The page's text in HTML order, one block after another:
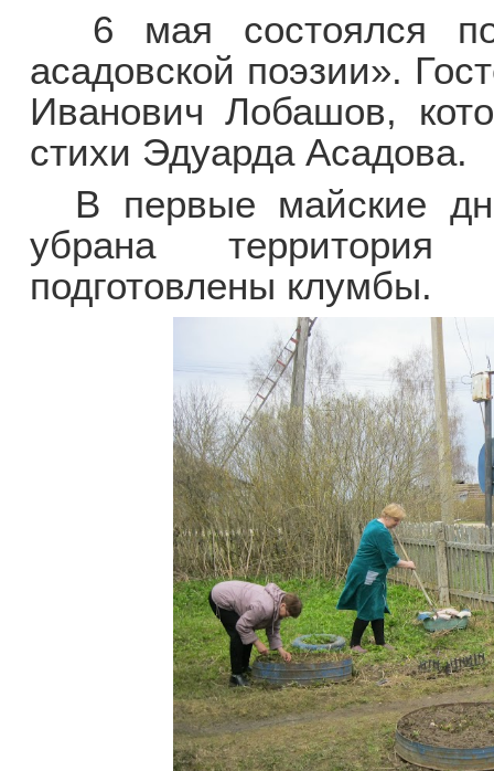
6 мая состоялся
асадовской поэзии».
Иванович Лобашов,
стихи Эдуарда Асадова.
В первые майские
убрана
подготовлены клумбы.